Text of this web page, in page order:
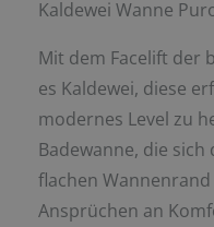
Kaldewei Wanne
Mit dem Facelift der
es Kaldewei, diese
modernes Level zu
Badewanne, die
flachen
Ansprüchen an